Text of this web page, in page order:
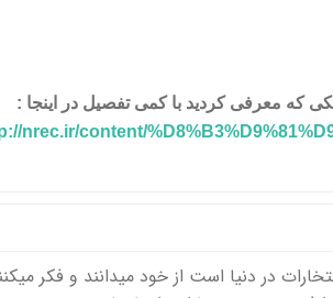
که معرفی کردید با کمی تفصیل در اینجا :
nrec.ir/content/
در دنیا است از خود میدانند و فکر